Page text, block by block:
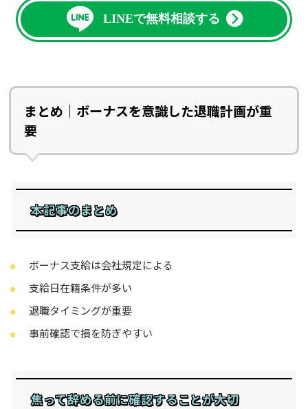
LINEで無料相談する
まとめ｜ボーナスを意識した退職計画が重
要
本記事のまとめ
ボーナス支給は会社規定による
支給日在籍条件が多い
退職タイミングが重要
事前確認で損を防ぎやすい
焦って辞める前に確認することが大切